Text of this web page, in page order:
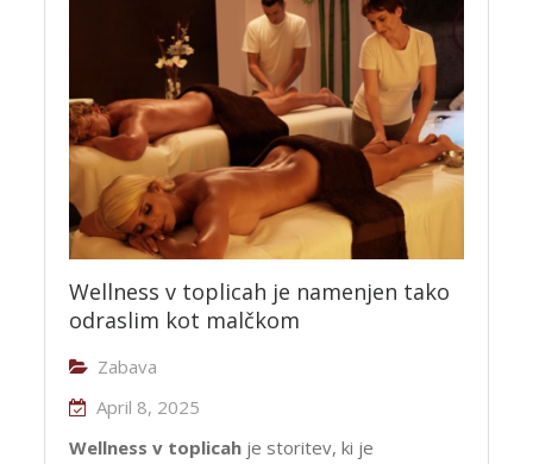
Wellness v toplicah je namenjen tako
odraslim kot malčkom
Zabava
April 8, 2025
Wellness v toplicah je storitev, ki je